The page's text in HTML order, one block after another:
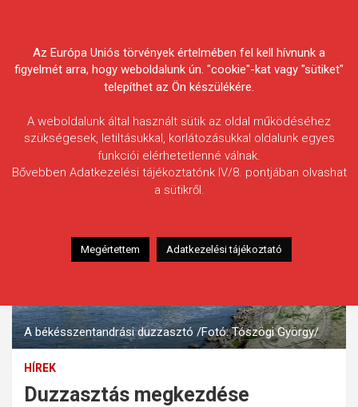
Egyesületek Szövetsége
A békésszentandrási duzzasztó /Fotó: Tószögi György/
HÍREK
Duzzasztás megkezdése
Az Európa Uniós törvények értelmében fel kell hívnunk a
figyelmét arra, hogy weboldalunk ún. "cookie"-kat vagy "sütiket"
telepíthet az Ön készülékére.
A weboldalunk által használt sütik az oldal működéséhez
szükségesek, letiltásukkal, korlátozásukkal oldalunk egyes
funkciói elérhetetlenné válnak.
Bővebben Adatkezelési tájékoztatónk IV/8. pontjában olvashat
a sütikről.
Megértettem Adatkezelési tájékoztató